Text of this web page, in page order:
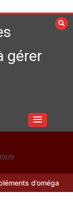
gérer
Alimentation